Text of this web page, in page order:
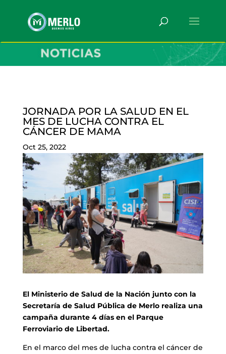
JORNADA POR LA SALUD EN EL
MES DE LUCHA CONTRA EL
CÁNCER DE MAMA
Oct 25, 2022
El Ministerio de Salud de la Nación junto con la
Secretaría de Salud Pública de Merlo realiza una
campaña durante 4 días en el Parque
Ferroviario de Libertad.
En el marco del mes de lucha contra el cáncer de